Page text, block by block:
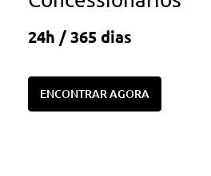
24h / 365 dias
ENCONTRAR AGORA